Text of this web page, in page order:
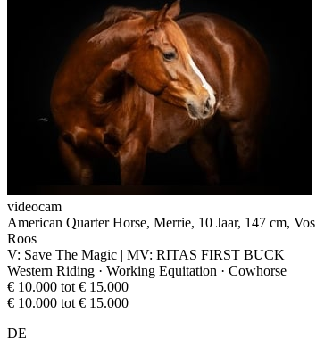
videocam
American Quarter Horse, Merrie, 10 Jaar, 147 cm, Vos
Roos
V: Save The Magic | MV: RITAS FIRST BUCK
Western Riding · Working Equitation · Cowhorse
€ 10.000 tot € 15.000
€ 10.000 tot € 15.000
DE